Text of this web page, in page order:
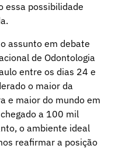
essa possibilidade
assunto em debate
de Odontologia
entre os dias 24 e
o maior da
e maior do mundo em
a 100 mil
o ambiente ideal
reafirmar a posição